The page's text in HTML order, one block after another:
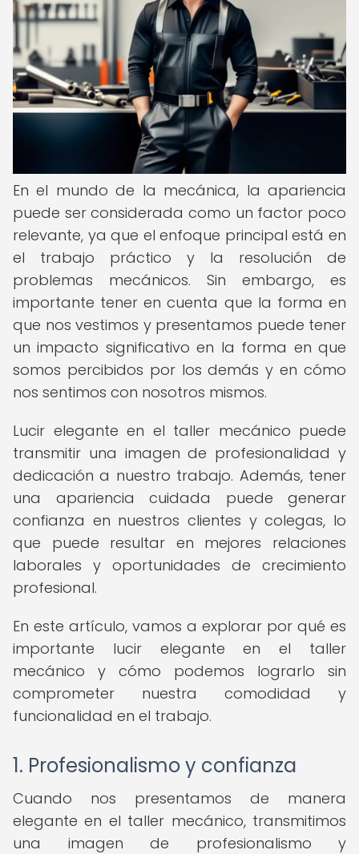
En el mundo de la mecánica, la apariencia
puede ser considerada como un factor poco
relevante, ya que el enfoque principal está en
el trabajo práctico y la resolución de
problemas mecánicos. Sin embargo, es
importante tener en cuenta que la forma en
que nos vestimos y presentamos puede tener
un impacto significativo en la forma en que
somos percibidos por los demás y en cómo
nos sentimos con nosotros mismos.
Lucir elegante en el taller mecánico puede
transmitir una imagen de profesionalidad y
dedicación a nuestro trabajo. Además, tener
una apariencia cuidada puede generar
confianza en nuestros clientes y colegas, lo
que puede resultar en mejores relaciones
laborales y oportunidades de crecimiento
profesional.
En este artículo, vamos a explorar por qué es
importante lucir elegante en el taller
mecánico y cómo podemos lograrlo sin
comprometer nuestra comodidad y
funcionalidad en el trabajo.
1. Profesionalismo y confianza
Cuando nos presentamos de manera
elegante en el taller mecánico, transmitimos
una imagen de profesionalismo y